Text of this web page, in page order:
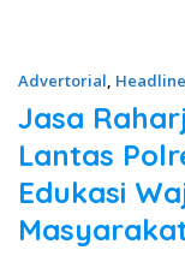
Advertorial, Headline
Jasa
Lantas
Edukasi